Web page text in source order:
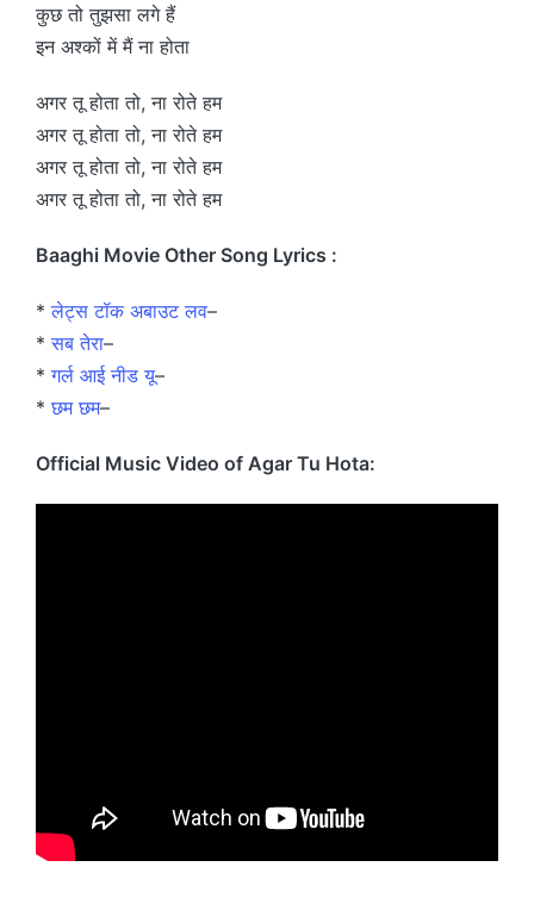
कुछ तो तुझसा लगे हैं
इन अश्कों में मैं ना होता
अगर तू होता तो, ना रोते हम
अगर तू होता तो, ना रोते हम
अगर तू होता तो, ना रोते हम
अगर तू होता तो, ना रोते हम
Baaghi Movie Other Song Lyrics :
*लेट्स टॉक अबाउट लव–
*सब तेरा–
*गर्ल आई नीड यू–
*छम छम–
Official Music Video of Agar Tu Hota: